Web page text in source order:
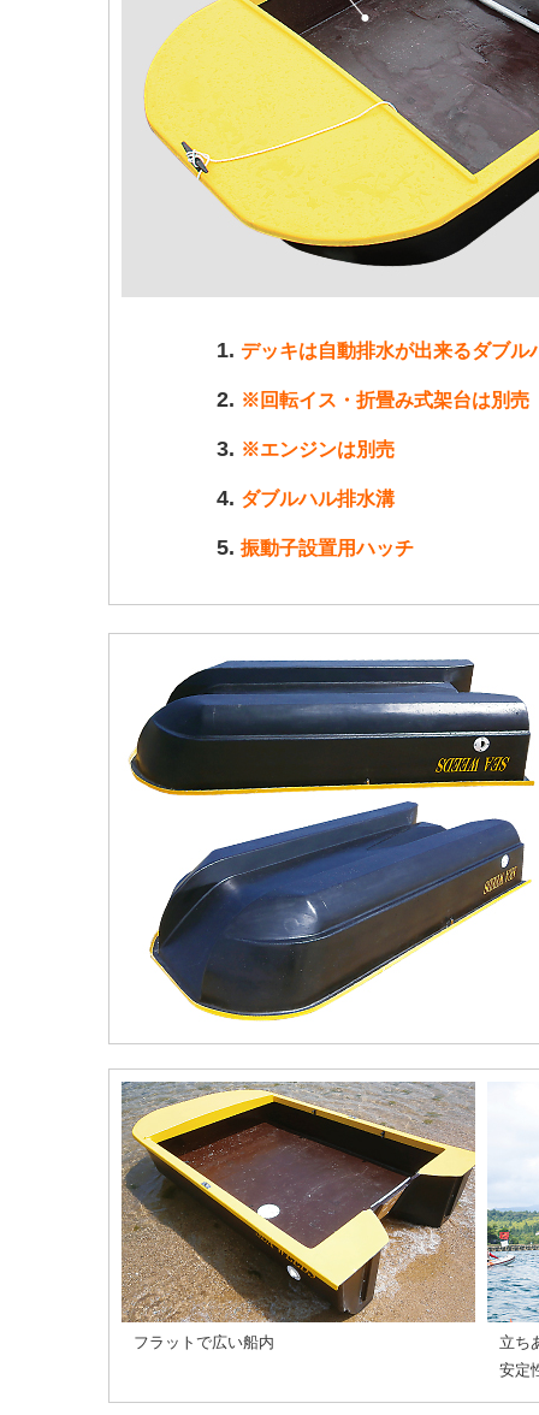
デッキは自動排水が出来るダブル
※回転イス・折畳み式架台は別売
※エンジンは別売
ダブルハル排水溝
振動子設置用ハッチ
フラットで広い船内
立ち
安定